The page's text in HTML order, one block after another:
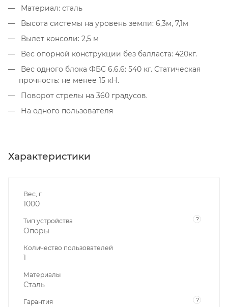
Материал: сталь
Высота системы на уровень земли: 6,3м, 7,1м
Вылет консоли: 2,5 м
Вес опорной конструкции без балласта: 420кг.
Вес одного блока ФБС 6.6.6: 540 кг. Статическая
прочность: не менее 15 кН.
Поворот стрелы на 360 градусов.
На одного пользователя
Характеристики
Вес, г
1000
Тип устройства ?
Опоры
Количество пользователей
1
Материалы
Сталь
Гарантия ?